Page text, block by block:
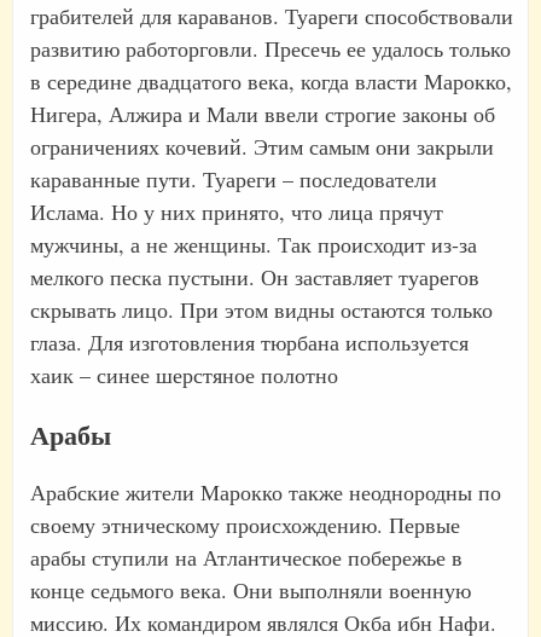
грабителей для караванов. Туареги способствовали
развитию работорговли. Пресечь ее удалось только
в середине двадцатого века, когда власти Марокко,
Нигера, Алжира и Мали ввели строгие законы об
ограничениях кочевий. Этим самым они закрыли
караванные пути. Туареги – последователи
Ислама. Но у них принято, что лица прячут
мужчины, а не женщины. Так происходит из-за
мелкого песка пустыни. Он заставляет туарегов
скрывать лицо. При этом видны остаются только
глаза. Для изготовления тюрбана используется
хаик – синее шерстяное полотно
Арабы
Арабские жители Марокко также неоднородны по
своему этническому происхождению. Первые
арабы ступили на Атлантическое побережье в
конце седьмого века. Они выполняли военную
миссию. Их командиром являлся Окба ибн Нафи.